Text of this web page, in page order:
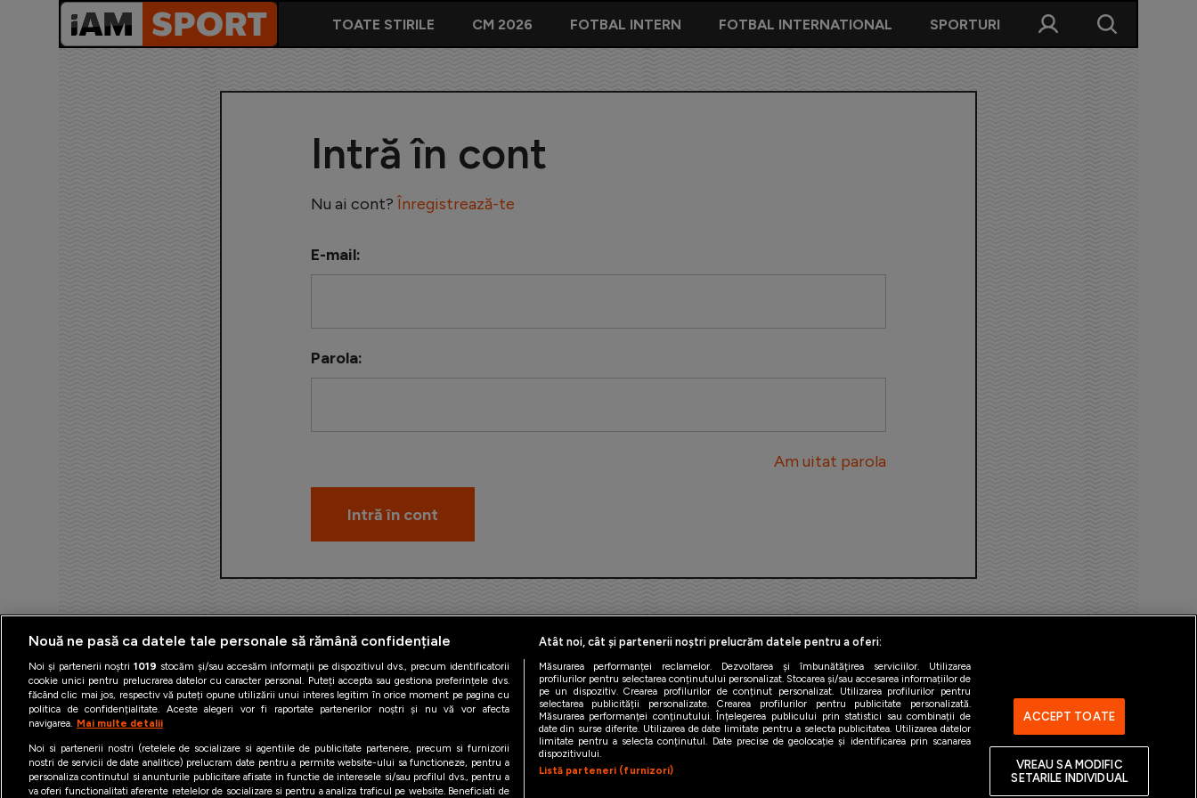
TOATE STIRILE CM 2026 FOTBAL INTERN FOTBAL INTERNATIONAL SPORTURI
Intră în cont
Nu ai cont? Înregistrează-te
E-mail:
Parola:
Am uitat parola
iAMsport.ro © 2026
Politica de utilizare Cookies Cine suntem Contact Gestionați preferințele
Nouă ne pasă ca datele tale personale să rămână confidențiale
Noi și partenerii noștri1019 stocăm și/sau accesăm informații pe dispozitivul dvs., precum identificatorii
cookie unici pentru prelucrarea datelor cu caracter personal. Puteți accepta sau gestiona preferințele dvs.
făcând clic mai jos, respectiv vă puteți opune utilizării unui interes legitim în orice moment pe pagina cu
politica de confidențialitate. Aceste alegeri vor fi raportate partenerilor noștri și nu vă vor afecta
navigarea. Mai multe detalii
Noi si partenerii nostri (retelele de socializare si agentiile de publicitate partenere, precum si furnizorii
nostri de servicii de date analitice) prelucram date pentru a permite website-ului sa functioneze, pentru a
personaliza continutul si anunturile publicitare afisate in functie de interesele si/sau profilul dvs., pentru a
va oferi functionalitati aferente retelelor de socializare si pentru a analiza traficul pe website. Beneficiati de
Atât noi, cât și partenerii noștri prelucrăm datele pentru a oferi:
Măsurarea performanței reclamelor. Dezvoltarea și îmbunătățirea serviciilor. Utilizarea
profilurilor pentru selectarea conținutului personalizat. Stocarea și/sau accesarea informațiilor de
pe un dispozitiv. Crearea profilurilor de conținut personalizat. Utilizarea profilurilor pentru
selectarea publicității personalizate. Crearea profilurilor pentru publicitate personalizată.
Măsurarea performanței conținutului. Înțelegerea publicului prin statistici sau combinații de
date din surse diferite. Utilizarea de date limitate pentru a selecta publicitatea. Utilizarea datelor
limitate pentru a selecta conținutul. Date precise de geolocație și identificarea prin scanarea
dispozitivului.
Listă parteneri (furnizori)
ACCEPT TOATE
VREAU SA MODIFIC
SETARILE INDIVIDUAL